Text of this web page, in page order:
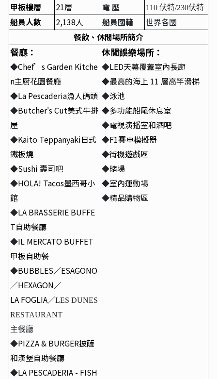
甲板樓層 21層 電 壓 110 伏特/230伏特
船員人數 2,138人 船員國籍 世界各國
餐飲、休閒場所簡介
餐廳：
◆Chef’s Garden Kitche
n主厨花園餐廳
◆La Pescaderia漁人碼頭
◆Butcher's Cut美式牛排
屋
◆Kaito Teppanyaki日式
鐵板燒
◆Sushi 壽司吧
◆HOLA! Tacos墨西哥小
館
◆LA BRASSERIE BUFFE
T自助餐廳
◆IL MERCATO BUFFET
甲板自助餐
◆BUBBLES／ESAGONO
／HEXAGON／
LA FOGLIA／LES DUNES
RESTAURANT
主餐廳
◆PIZZA & BURGER披薩
和漢堡自助餐廳
◆LA PESCADERIA - FISH
休閒誤樂場所：
◆LED天幕覆蓋室內長廊
◆最高的海上 11 層高竿滑梯
◆泳池
◆多功能船尾休息室
◆電視演播室和酒吧
◆F1賽車模擬器
◆街機遊戲區
◆賭場
◆室內運動場
◆精品購物區